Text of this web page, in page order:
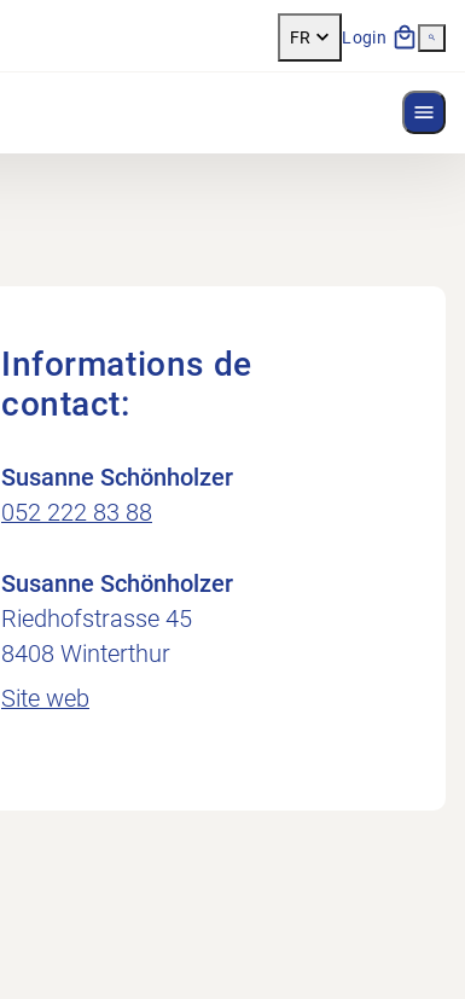
FR Login
Informations de
contact:
Susanne Schönholzer
052 222 83 88
Susanne Schönholzer
Riedhofstrasse 45
8408 Winterthur
Site web